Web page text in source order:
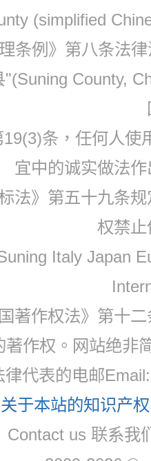
(simplified
条例》第八条法
County,
条，任何人
宜中的诚实做法
法》第五十九条
权禁
Italy Japan
著作权法》第十
著作权。网站绝非
律代表的电邮
关于本站的知识产
Contact us 联系我